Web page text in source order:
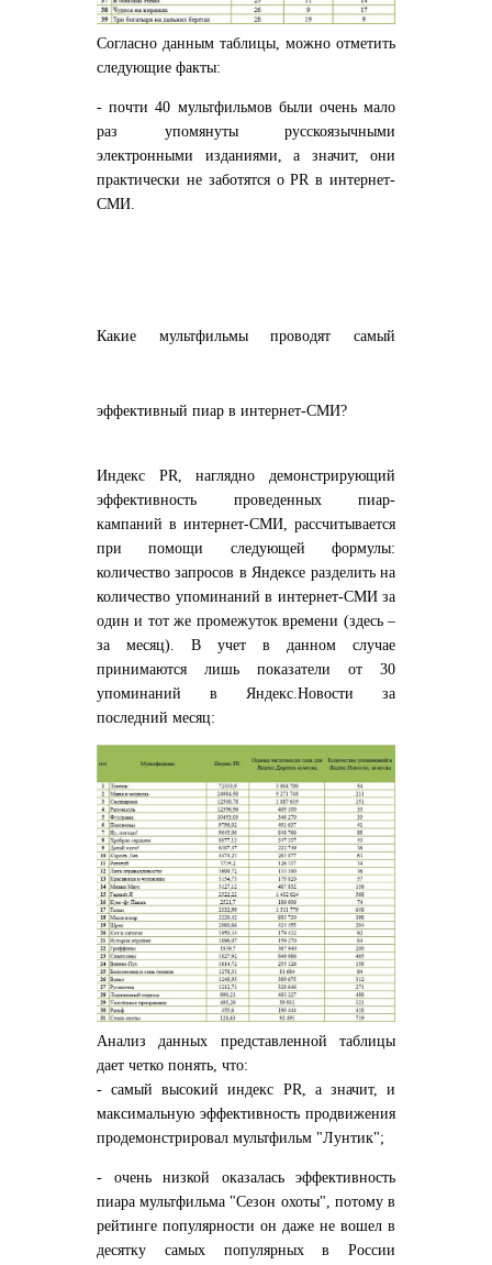
Согласно данным таблицы, можно отметить
следующие факты:
- почти 40 мультфильмов были очень мало
раз упомянуты русскоязычными
электронными изданиями, а значит, они
практически не заботятся о PR в интернет-
СМИ.
Какие мультфильмы проводят самый
эффективный пиар в интернет-СМИ?
Индекс PR, наглядно демонстрирующий
эффективность проведенных пиар-
кампаний в интернет-СМИ, рассчитывается
при помощи следующей формулы:
количество запросов в Яндексе разделить на
количество упоминаний в интернет-СМИ за
один и тот же промежуток времени (здесь –
за месяц). В учет в данном случае
принимаются лишь показатели от 30
упоминаний в Яндекс.Новости за
последний месяц:
Анализ данных представленной таблицы
дает четко понять, что:
- самый высокий индекс PR, а значит, и
максимальную эффективность продвижения
продемонстрировал мультфильм "Лунтик";
- очень низкой оказалась эффективность
пиара мультфильма "Сезон охоты", потому в
рейтинге популярности он даже не вошел в
десятку самых популярных в России